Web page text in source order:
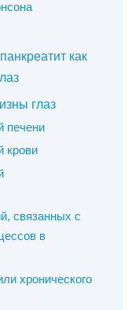
как
глаз
печени
крови
связанных с
в
хронического